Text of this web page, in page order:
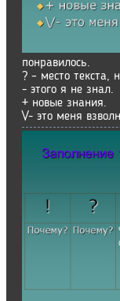
понравилось.
? – место текста,
- этого я не знал.
+ новые знания.
\/- это меня